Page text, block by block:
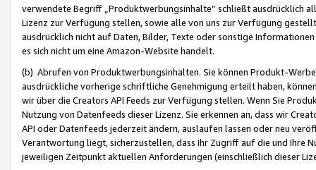
verwendete Begriff „Produktwerbungsinhalte“ schließt ausdrücklich
Lizenz zur Verfügung stellen, sowie alle von uns zur Verfügung
ausdrücklich nicht auf Daten, Bilder, Texte oder sonstige
es sich nicht um eine Amazon-Website handelt.
(b) Abrufen von Produktwerbungsinhalten. Sie können Produkt-
ausdrückliche vorherige schriftliche Genehmigung erteilt haben,
wir über die Creators API Feeds zur Verfügung stellen. Wenn Sie
Nutzung von Datenfeeds dieser Lizenz. Sie erkennen an, dass wir
API oder Datenfeeds jederzeit ändern, auslaufen lassen oder neu
Verantwortung liegt, sicherzustellen, dass Ihr Zugriff auf die und Ihre
jeweiligen Zeitpunkt aktuellen Anforderungen (einschließlich dieser